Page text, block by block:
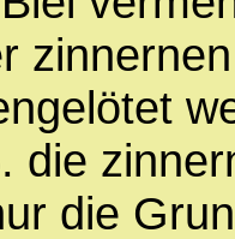
die
die